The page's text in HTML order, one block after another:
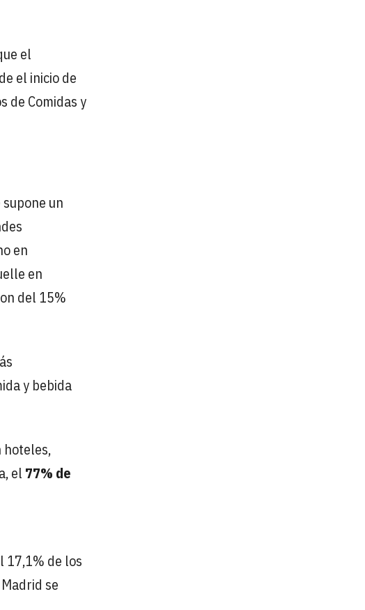
el
el inicio de
de Comidas y
supone un
en
en
del 15%
y bebida
hoteles,
el 77% de
17,1% de los
se